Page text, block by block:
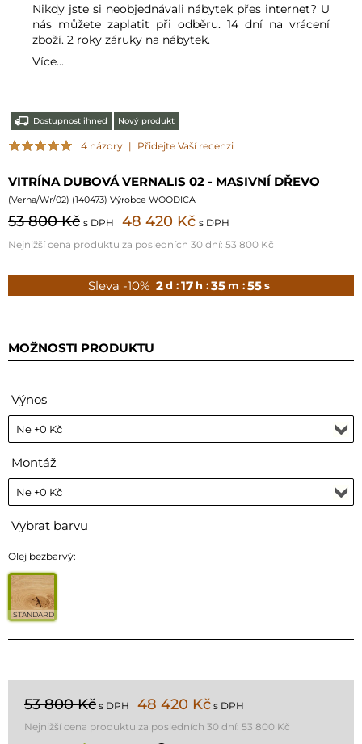
Nikdy jste si neobjednávali nábytek přes internet? U
nás můžete zaplatit při odběru. 14 dní na vrácení
zboží. 2 roky záruky na nábytek.
Více...
Dostupnost ihned Nový produkt
4 názory | Přidejte Vaší recenzi
VITRÍNA DUBOVÁ VERNALIS 02 - MASIVNÍ DŘEVO
(Verna/Wr/02) (140473) Výrobce WOODICA
53 800 Kč s DPH 48 420 Kč s DPH
Nejnižší cena produktu za posledních 30 dní: 53 800 Kč
Sleva -10% 2 d : 17 h : 35 m : 54 s
MOŽNOSTI PRODUKTU
Výnos
Montáž
Vybrat barvu
Olej bezbarvý:
STANDARD
53 800 Kč s DPH 48 420 Kč s DPH
Nejnižší cena produktu za posledních 30 dní: 53 800 Kč